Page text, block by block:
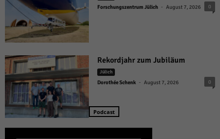
Forschungszentrum Jülich - August 7, 2026 0
Rekordjahr zum Jubiläum
Jülich
Dorothée Schenk - August 7, 2026 0
Podcast